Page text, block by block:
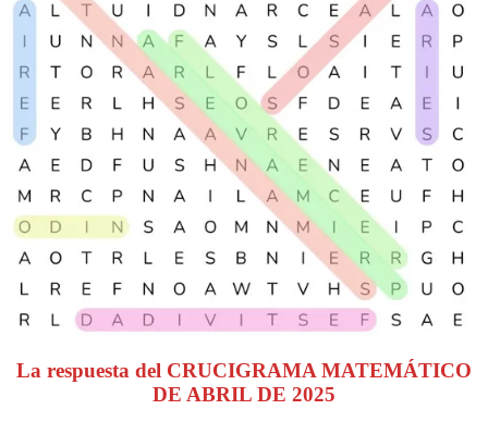
La respuesta del CRUCIGRAMA MATEMÁTICO
DE ABRIL DE 2025